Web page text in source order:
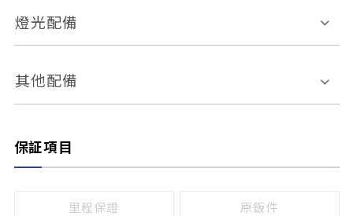
倒車雷達
無
有
引擎啟閉系統
燈光配備
感應頭燈
頭燈光源
其他配備
保証項目
里程保證 原鈑件